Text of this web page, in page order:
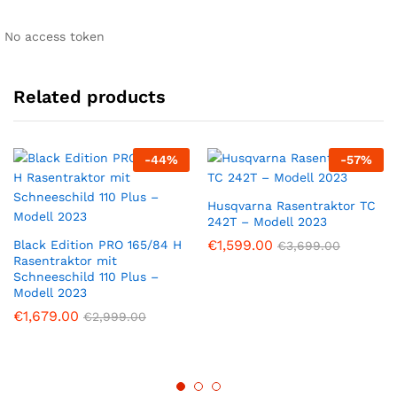
No access token
Related products
-44%
Black Edition PRO 165/84 H
Rasentraktor mit
Schneeschild 110 Plus –
Modell 2023
€1,679.00 €2,999.00
-57%
Husqvarna Rasentraktor TC
242T – Modell 2023
€1,599.00 €3,699.00